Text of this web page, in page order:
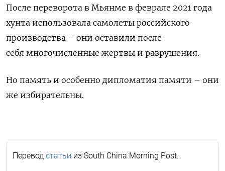
После переворота в Мьянме в феврале 2021 года
хунта использовала самолеты российского
производства – они оставили после
себя многочисленные жертвы и разрушения.
Но память и особенно дипломатия памяти – они
же избирательны.
Перевод статьи из South China Morning Post.